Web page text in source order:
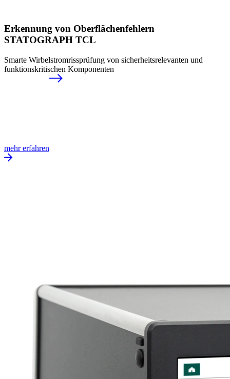
Erkennung von Ober­flächenfehlern
STATOGRAPH TCL
Smarte Wirbelstromrissprüfung von sicherheitsrelevanten und
funktionskritischen Komponenten
mehr erfahren